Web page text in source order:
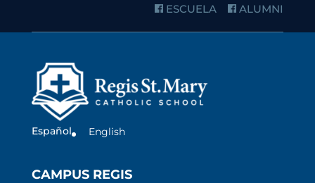
ESCUELA ALUMNI
Español English
CAMPUS REGIS